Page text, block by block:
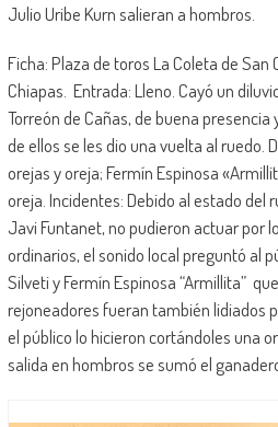
Julio Uribe Kurn salieran a hombros.
Ficha: Plaza de toros La Coleta de San
Chiapas. Entrada: Lleno. Cayó un
Torreón de Cañas, de buena
de ellos se les dio una vuelta al ruedo.
orejas y oreja; Fermín Espinosa
oreja. Incidentes: Debido al estado del
Javi Funtanet, no pudieron actuar por
ordinarios, el sonido local preguntó al
Silveti y Fermín Espinosa “Armillita”
rejoneadores fueran también lidiados
el público lo hicieron cortándoles una
salida en hombros se sumó el